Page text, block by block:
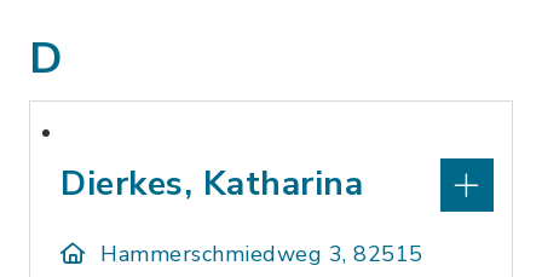
D
Dierkes, Katharina
Hammerschmiedweg 3, 82515